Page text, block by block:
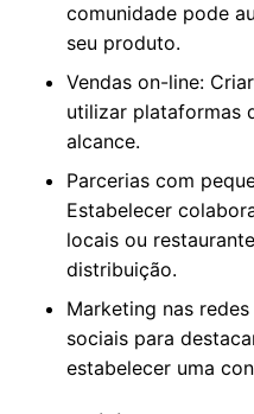
comunidade pode
seu produto.
Vendas on-line:
utilizar plataformas
alcance.
Parcerias com
Estabelecer
locais ou
distribuição.
Marketing nas
sociais para
estabelecer uma